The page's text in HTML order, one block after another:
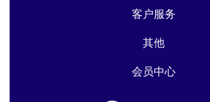
客户服务
其他
会员中心